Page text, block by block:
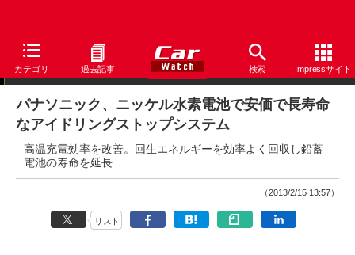
カテゴリ 過去記事 検索 Impressサイト
ニュース
パナソニック、ニッケル水素電池で安価で長寿命
なアイドリングストップシステム
高温充電効率を改善。回生エネルギーを効率よく回収し鉛蓄
電池の寿命を延長
（2013/2/15 13:57）
リスト